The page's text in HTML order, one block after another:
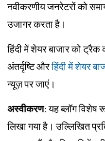
नवीकरणीय जनरेटरों को
उजागर करता है।
हिंदी में शेयर बाजार को
अंतर्दृष्टि औरहिंदी में शेयर
न्यूज़ पर जाएं।
अस्वीकरण: यह ब्लॉग विशेष
लिखा गया है। उल्लिखित